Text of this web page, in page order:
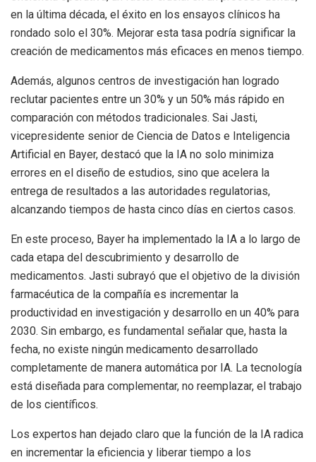
en la última década, el éxito en los ensayos clínicos ha
rondado solo el 30%. Mejorar esta tasa podría significar la
creación de medicamentos más eficaces en menos tiempo.
Además, algunos centros de investigación han logrado
reclutar pacientes entre un 30% y un 50% más rápido en
comparación con métodos tradicionales. Sai Jasti,
vicepresidente senior de Ciencia de Datos e Inteligencia
Artificial en Bayer, destacó que la IA no solo minimiza
errores en el diseño de estudios, sino que acelera la
entrega de resultados a las autoridades regulatorias,
alcanzando tiempos de hasta cinco días en ciertos casos.
En este proceso, Bayer ha implementado la IA a lo largo de
cada etapa del descubrimiento y desarrollo de
medicamentos. Jasti subrayó que el objetivo de la división
farmacéutica de la compañía es incrementar la
productividad en investigación y desarrollo en un 40% para
2030. Sin embargo, es fundamental señalar que, hasta la
fecha, no existe ningún medicamento desarrollado
completamente de manera automática por IA. La tecnología
está diseñada para complementar, no reemplazar, el trabajo
de los científicos.
Los expertos han dejado claro que la función de la IA radica
en incrementar la eficiencia y liberar tiempo a los